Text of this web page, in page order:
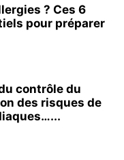
? Ces 6
pour préparer
contrôle du
des risques de